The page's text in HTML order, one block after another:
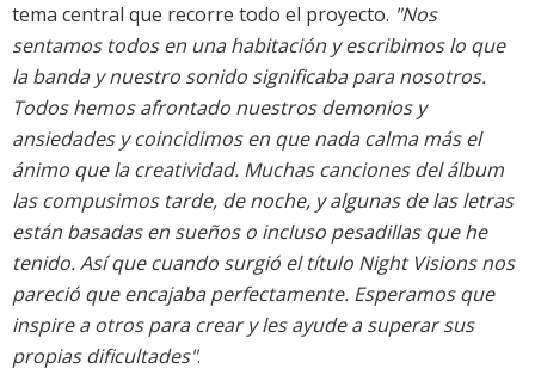
tema central que recorre todo el proyecto. "Nos
sentamos todos en una habitación y escribimos lo que
la banda y nuestro sonido significaba para nosotros.
Todos hemos afrontado nuestros demonios y
ansiedades y coincidimos en que nada calma más el
ánimo que la creatividad. Muchas canciones del álbum
las compusimos tarde, de noche, y algunas de las letras
están basadas en sueños o incluso pesadillas que he
tenido. Así que cuando surgió el título Night Visions nos
pareció que encajaba perfectamente. Esperamos que
inspire a otros para crear y les ayude a superar sus
propias dificultades".